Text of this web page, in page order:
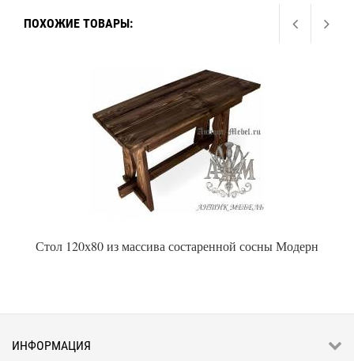
ПОХОЖИЕ ТОВАРЫ:
Стол 120х80 из массива состаренной сосны Модерн
ИНФОРМАЦИЯ